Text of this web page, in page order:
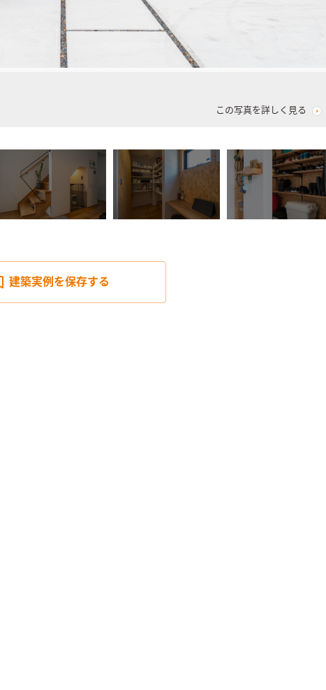
この写真を詳しく見る
建築実例を保存する